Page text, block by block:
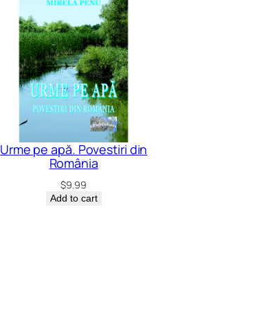
Urme pe apă. Povestiri din
România
$9.99
Add to cart